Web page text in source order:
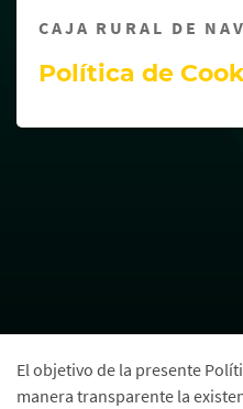
CAJA RURAL DE
Política de
El objetivo de la presente
manera transparente la